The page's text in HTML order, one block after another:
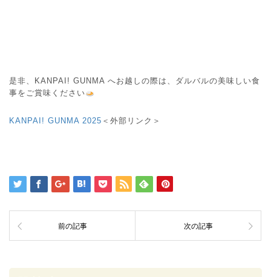
是非、KANPAI! GUNMA へお越しの際は、ダルバルの美味しい食
事をご賞味ください
KANPAI! GUNMA 2025 ＜外部リンク＞
前の記事 次の記事